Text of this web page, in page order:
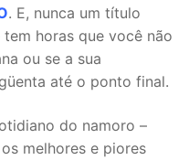
. E, nunca um título
horas que você não
ou se a sua
até o ponto final.
do namoro –
melhores e piores